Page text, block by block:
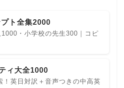
ト全集2000
・小学校の先生300｜コピ
ィ大全1000
！英日対訳＋音声つきの中高英